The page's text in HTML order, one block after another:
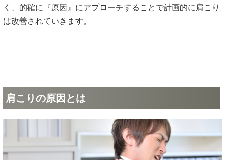
く、的確に『原因』にアプローチすることで計画的に肩こり
は改善されていきます。
肩こりの原因とは